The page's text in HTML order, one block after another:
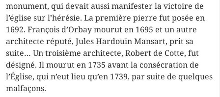
monument, qui devait aussi manifester la victoire de
l’église sur l’hérésie. La première pierre fut posée en
1692. François d’Orbay mourut en 1695 et un autre
architecte réputé, Jules Hardouin Mansart, prit sa
suite… Un troisième architecte, Robert de Cotte, fut
désigné. Il mourut en 1735 avant la consécration de
l’Église, qui n’eut lieu qu’en 1739, par suite de quelques
malfaçons.